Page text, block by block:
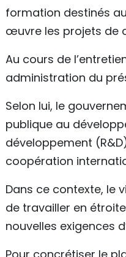
formation destinés
œuvre les projets de
Au cours de
administration du
Selon lui, le
publique au
développement
coopération
Dans ce contexte, le
de travailler en
nouvelles exigences